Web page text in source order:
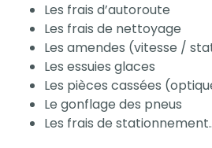
Les frais d’autoroute
Les frais de nettoyage
Les amendes (vitesse /
Les essuies glaces
Les pièces cassées
Le gonflage des pneus
Les frais de stationnement..